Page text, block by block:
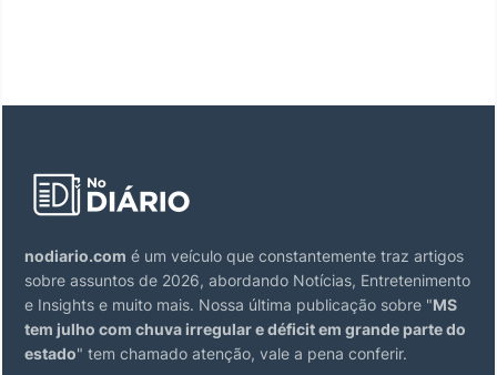
nodiario.com é um veículo que constantemente traz artigos
sobre assuntos de 2026, abordando Notícias, Entretenimento
e Insights e muito mais. Nossa última publicação sobre "MS
tem julho com chuva irregular e déficit em grande parte do
estado" tem chamado atenção, vale a pena conferir.